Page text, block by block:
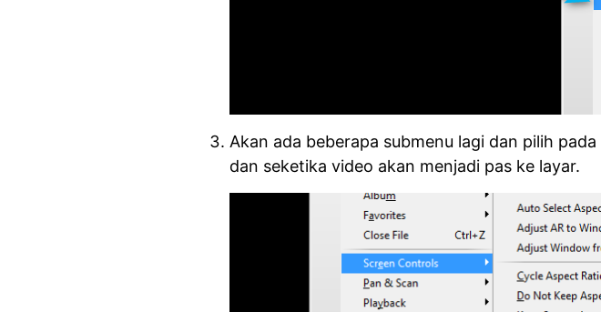
Akan ada beberapa submenu lagi dan pilih pada
dan seketika video akan menjadi pas ke layar.